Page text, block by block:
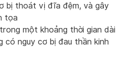
bị thoát vị đĩa đệm, và gây
tọa
một khoảng thời gian dài
có nguy cơ bị đau thần kinh